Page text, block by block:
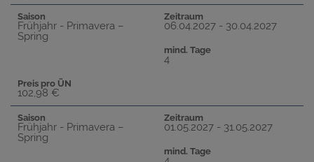
Saison
Frühjahr - Primavera –
Spring
Zeitraum
06.04.2027 - 30.04.2027
mind. Tage
4
Preis pro ÜN
102,98 €
Saison
Frühjahr - Primavera –
Spring
Zeitraum
01.05.2027 - 31.05.2027
mind. Tage